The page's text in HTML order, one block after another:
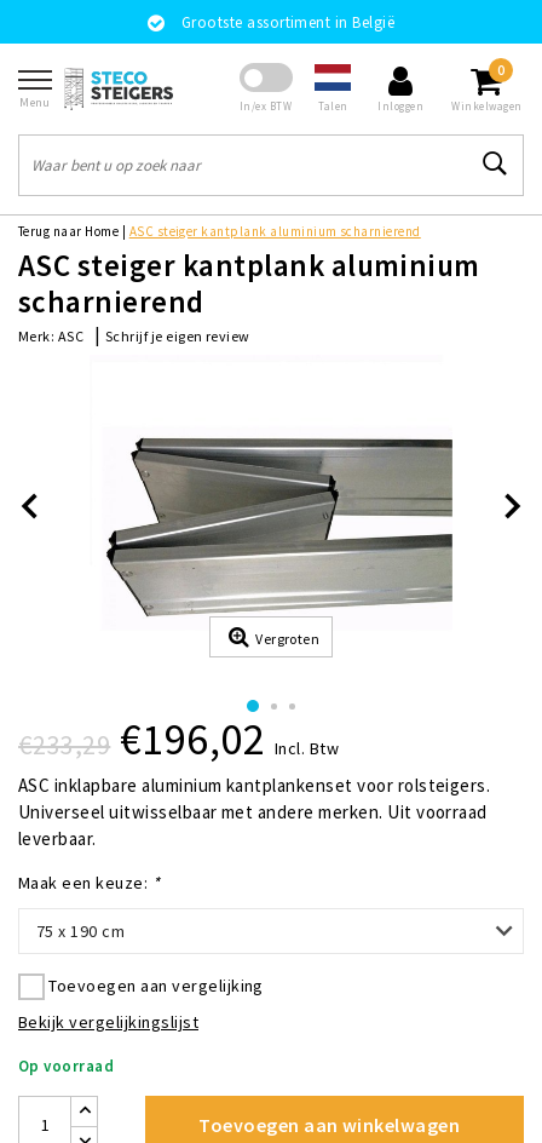
Grootste assortiment in België
Menu In/ex BTW Talen Inloggen
0
Winkelwagen
Terug naar Home ASC steiger kantplank aluminium scharnierend
ASC steiger kantplank aluminium
scharnierend
Merk: ASC | Schrijf je eigen review
Vergroten
€233,29 €196,02 Incl. Btw
ASC inklapbare aluminium kantplankenset voor rolsteigers.
Universeel uitwisselbaar met andere merken. Uit voorraad
leverbaar.
Maak een keuze: *
75 x 190 cm
Toevoegen aan vergelijking
Bekijk vergelijkingslijst
Op voorraad
Toevoegen aan winkelwagen